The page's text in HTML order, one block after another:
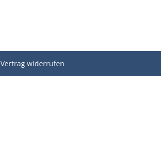
Vertrag widerrufen